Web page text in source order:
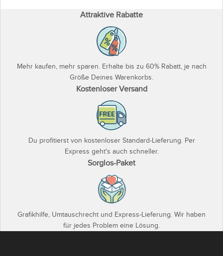
Attraktive Rabatte
Mehr kaufen, mehr sparen. Erhalte bis zu 60% Rabatt, je nach
Größe Deines Warenkorbs.
Kostenloser Versand
Du profitierst von kostenloser Standard-Lieferung. Per
Express geht's auch schneller.
Sorglos-Paket
Grafikhilfe, Umtauschrecht und Express-Lieferung. Wir haben
für jedes Problem eine Lösung.